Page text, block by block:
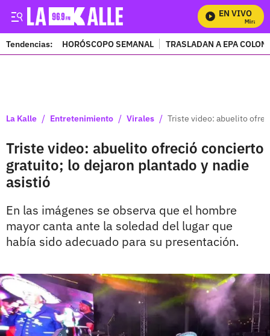
EN VIVO
Mira
Tendencias: HORÓSCOPO SEMANAL TRASLADAN A EPA
La Kalle / Entretenimiento / Virales / Triste video: abuelito
Triste video: abuelito ofreció concierto
gratuito; lo dejaron plantado y nadie
asistió
En las imágenes se observa que el hombre
mayor canta ante la soledad del lugar que
había sido adecuado para su presentación.